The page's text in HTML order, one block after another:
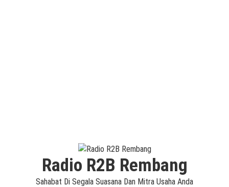
Radio R2B Rembang
Sahabat Di Segala Suasana Dan Mitra Usaha Anda